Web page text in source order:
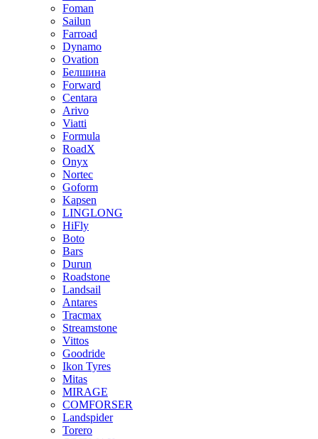
Foman
Sailun
Farroad
Dynamo
Ovation
Белшина
Forward
Centara
Arivo
Viatti
Formula
RoadX
Onyx
Nortec
Goform
Kapsen
LINGLONG
HiFly
Boto
Bars
Durun
Roadstone
Landsail
Antares
Tracmax
Streamstone
Vittos
Goodride
Ikon Tyres
Mitas
MIRAGE
COMFORSER
Landspider
Torero